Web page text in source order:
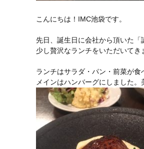
こんにちは！IMC池袋です。
先日、誕生日に会社から頂いた「
少し贅沢なランチをいただいてき
ランチはサラダ・パン・前菜が
メインはハンバーグにしました。